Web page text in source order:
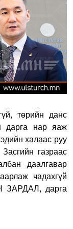
төрийн данс
дарга нар яаж
халаас руу
газраас
даалгавар
чадахгүй
ЗАРДАЛ, дарга